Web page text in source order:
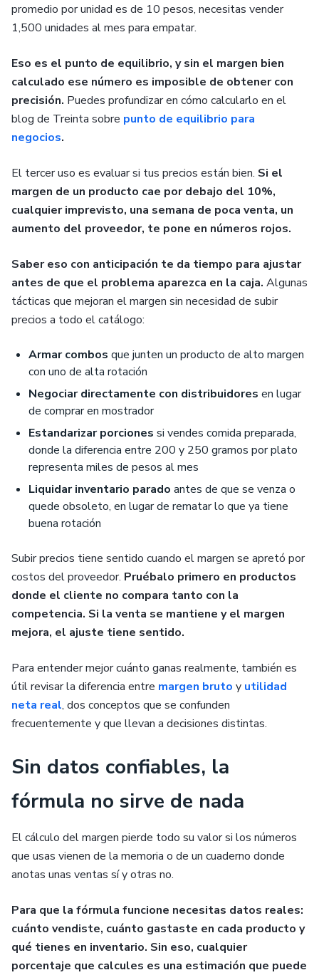
promedio por unidad es de 10 pesos, necesitas vender
1,500 unidades al mes para empatar.
Eso es el punto de equilibrio, y sin el margen bien
calculado ese número es imposible de obtener con
precisión. Puedes profundizar en cómo calcularlo en el
blog de Treinta sobre punto de equilibrio para
negocios.
El tercer uso es evaluar si tus precios están bien. Si el
margen de un producto cae por debajo del 10%,
cualquier imprevisto, una semana de poca venta, un
aumento del proveedor, te pone en números rojos.
Saber eso con anticipación te da tiempo para ajustar
antes de que el problema aparezca en la caja. Algunas
tácticas que mejoran el margen sin necesidad de subir
precios a todo el catálogo:
Armar combos que junten un producto de alto margen
con uno de alta rotación
Negociar directamente con distribuidores en lugar
de comprar en mostrador
Estandarizar porciones si vendes comida preparada,
donde la diferencia entre 200 y 250 gramos por plato
representa miles de pesos al mes
Liquidar inventario parado antes de que se venza o
quede obsoleto, en lugar de rematar lo que ya tiene
buena rotación
Subir precios tiene sentido cuando el margen se apretó por
costos del proveedor. Pruébalo primero en productos
donde el cliente no compara tanto con la
competencia. Si la venta se mantiene y el margen
mejora, el ajuste tiene sentido.
Para entender mejor cuánto ganas realmente, también es
útil revisar la diferencia entre margen bruto y utilidad
neta real, dos conceptos que se confunden
frecuentemente y que llevan a decisiones distintas.
Sin datos confiables, la
fórmula no sirve de nada
El cálculo del margen pierde todo su valor si los números
que usas vienen de la memoria o de un cuaderno donde
anotas unas ventas sí y otras no.
Para que la fórmula funcione necesitas datos reales:
cuánto vendiste, cuánto gastaste en cada producto y
qué tienes en inventario. Sin eso, cualquier
porcentaje que calcules es una estimación que puede